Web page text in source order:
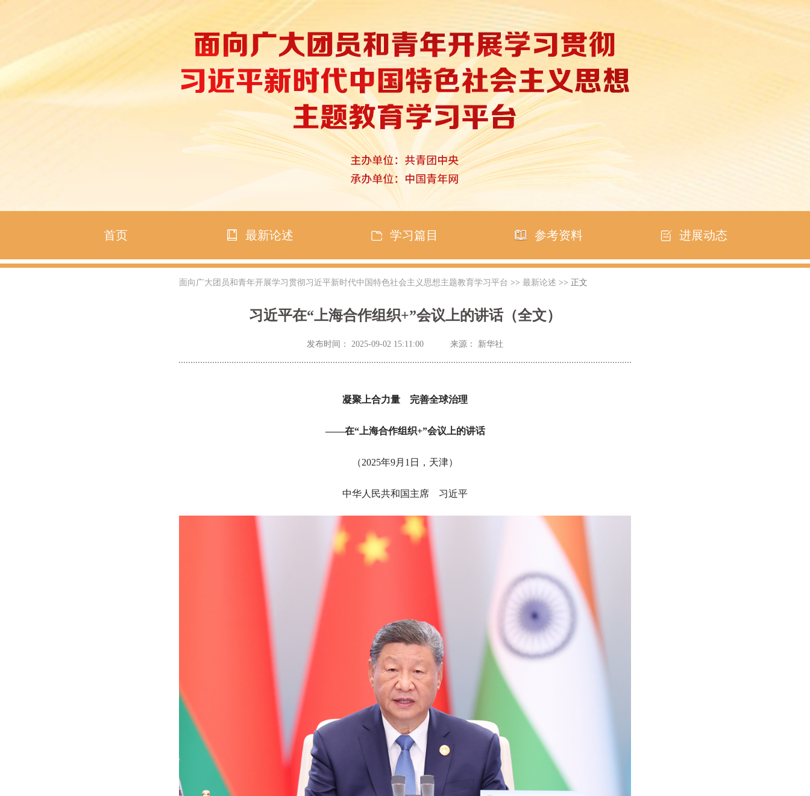
首页 最新论述 学习篇目 参考资料 进展动态
面向广大团员和青年开展学习贯彻习近平新时代中国特色社会主义思想主题教育学习平台 >> 最新论述 >> 正文
习近平在“上海合作组织+”会议上的讲话（全文）
发布时间： 2025-09-02 15:11:00 来源： 新华社
凝聚上合力量 完善全球治理
——在“上海合作组织+”会议上的讲话
（2025年9月1日，天津）
中华人民共和国主席 习近平